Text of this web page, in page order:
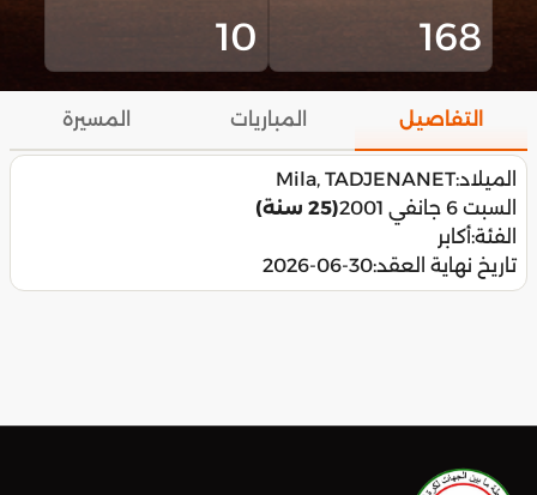
168
10
التفاصيل المباريات المسيرة
الميلاد:Mila, TADJENANET
السبت 6 جانفي 2001
(25 سنة)
الفئة:أكابر
تاريخ نهاية العقد:2026-06-30